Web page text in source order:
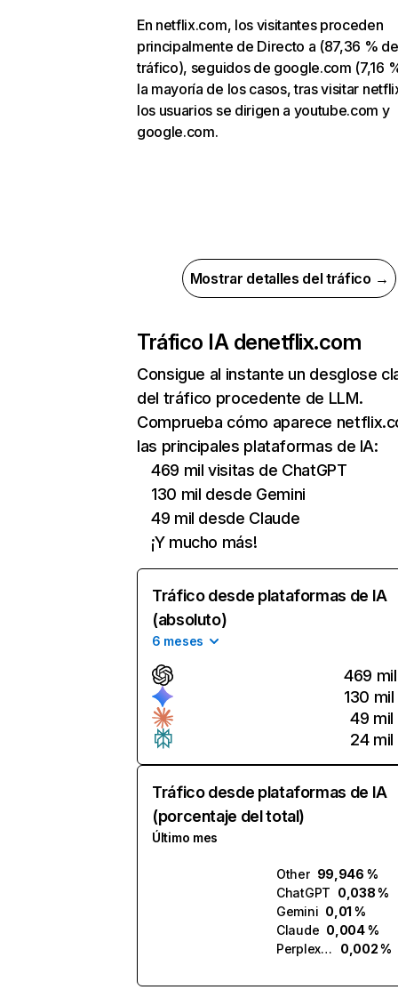
En netflix.com, los visitantes proceden
principalmente de Directo a (87,36 % de
tráfico), seguidos de google.com (7,16
la mayoría de los casos, tras visitar
los usuarios se dirigen a youtube.com y
google.com.
Mostrar detalles del tráfico →
Tráfico IA denetflix.com
Consigue al instante un desglose
del tráfico procedente de LLM.
Comprueba cómo aparece
las principales plataformas de IA:
469 mil visitas de ChatGPT
130 mil desde Gemini
49 mil desde Claude
¡Y mucho más!
Tráfico desde plataformas de IA
(absoluto)
6 meses
469 mil
130 mil
49 mil
24 mil
Tráfico desde plataformas de IA
(porcentaje del total)
Último mes
Other 99,946 %
ChatGPT 0,038 %
Gemini 0,01 %
Claude 0,004 %
Perplexity
0,002 %